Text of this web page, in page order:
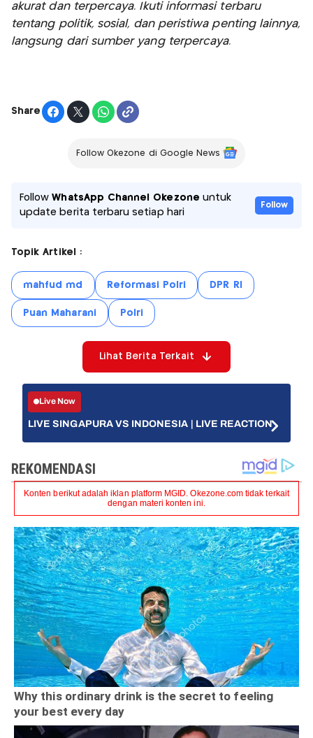
akurat dan terpercaya. Ikuti informasi terbaru
tentang politik, sosial, dan peristiwa penting lainnya,
langsung dari sumber yang terpercaya.
Share
Follow Okezone di Google News
FollowWhatsApp Channel Okezone untuk
update berita terbaru setiap hari
Follow
Topik Artikel :
mahfud md Reformasi Polri DPR RI
Puan Maharani Polri
Lihat Berita Terkait
Live Now
LIVE SINGAPURA VS INDONESIA | LIVE REACTION